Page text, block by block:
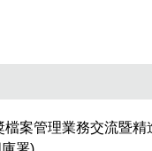
案管理業務交流暨精